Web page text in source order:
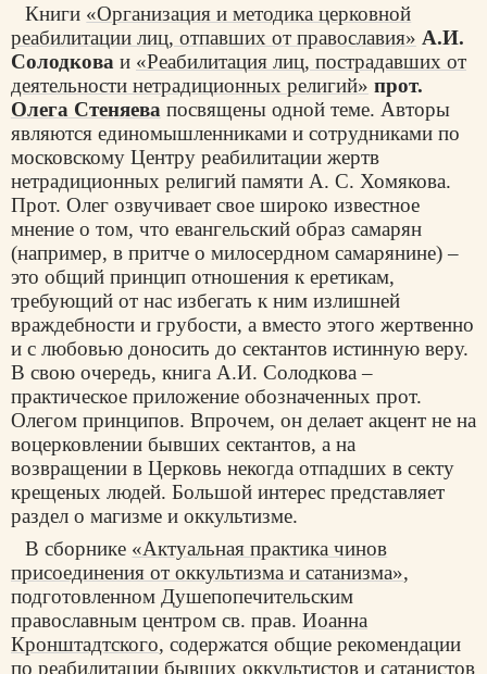
Книги «Организация и методика церковной
реабилитации лиц, отпавших от православия» А.И.
Солодкова и «Реабилитация лиц, пострадавших от
деятельности нетрадиционных религий» прот.
Олега Стеняева посвящены одной теме. Авторы
являются единомышленниками и сотрудниками по
московскому Центру реабилитации жертв
нетрадиционных религий памяти А. С. Хомякова.
Прот. Олег озвучивает свое широко известное
мнение о том, что евангельский образ самарян
(например, в притче о милосердном самарянине) –
это общий принцип отношения к еретикам,
требующий от нас избегать к ним излишней
враждебности и грубости, а вместо этого жертвенно
и с любовью доносить до сектантов истинную веру.
В свою очередь, книга А.И. Солодкова –
практическое приложение обозначенных прот.
Олегом принципов. Впрочем, он делает акцент не на
воцерковлении бывших сектантов, а на
возвращении в Церковь некогда отпадших в секту
крещеных людей. Большой интерес представляет
раздел о магизме и оккультизме.
В сборнике «Актуальная практика чинов
присоединения от оккультизма и сатанизма»,
подготовленном Душепопечительским
православным центром св. прав. Иоанна
Кронштадтского, содержатся общие рекомендации
по реабилитации бывших оккультистов и сатанистов